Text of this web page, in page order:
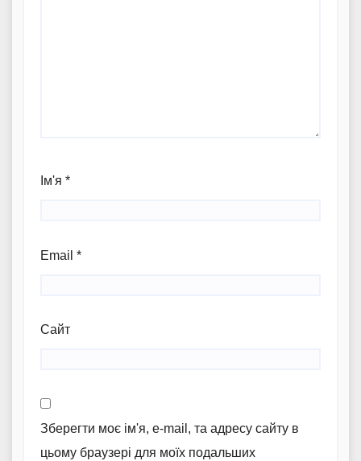
Ім'я *
Email *
Сайт
Зберегти моє ім'я, e-mail, та адресу сайту в
цьому браузері для моїх подальших